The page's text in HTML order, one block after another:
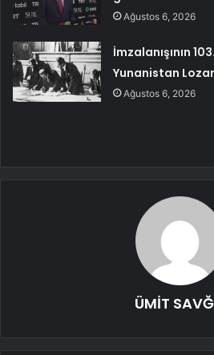
Ağustos 6, 2026
İmzalanışının
Yunanistan
Ağustos 6, 2026
ÜMİT